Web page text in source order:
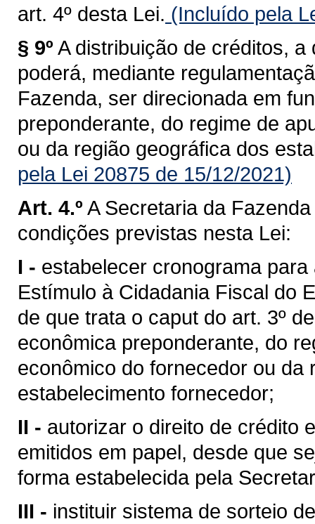
art. 4º desta Lei. (Incluído pela
§ 9º A distribuição de créditos,
poderá, mediante
Fazenda, ser direcionada em
preponderante, do regime de
ou da região geográfica dos
pela Lei 20875 de 15/12/2021)
Art. 4.º A Secretaria da
condições previstas nesta Lei:
I - estabelecer cronograma
Estímulo à Cidadania Fiscal do
de que trata o caput do art. 3º
econômica preponderante, do
econômico do fornecedor ou da
estabelecimento fornecedor;
II - autorizar o direito de crédito
emitidos em papel, desde que
forma estabelecida pela
III - instituir sistema de sorteio